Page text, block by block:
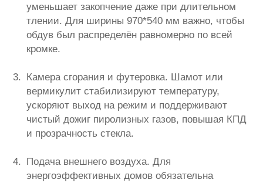
уменьшает закопчение даже при длительном
тлении. Для ширины 970*540 мм важно, чтобы
обдув был распределён равномерно по всей
кромке.
Камера сгорания и футеровка. Шамот или
вермикулит стабилизируют температуру,
ускоряют выход на режим и поддерживают
чистый дожиг пиролизных газов, повышая КПД
и прозрачность стекла.
Подача внешнего воздуха. Для
энергоэффективных домов обязательна